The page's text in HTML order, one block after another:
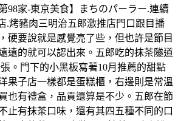
98家-東京美食】まちのパーラー.連續
.烤豬肉三明治五郎激推店門口跟目播
硬要說就是感覺亮了些，但也許是節目
遠的就可以認出來。五郎吃的抹茶隧道
。門下的小黑板寫著10月推薦的甜點
果子店一樣都是蛋糕櫃，右邊則是常溫
也有禮盒，品貢還算是不少。五郎在節
止有抹茶口味，還有其四五種不同的口